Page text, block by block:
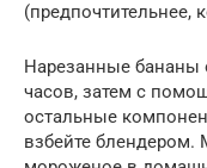
(предпочтительнее,
Нарезанные бананы
часов, затем с
остальные
взбейте блендером.